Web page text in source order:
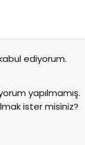
ediyorum.
yapılmamış.
ister misiniz?